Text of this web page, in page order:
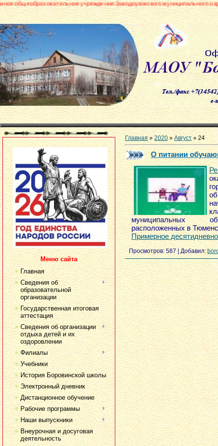
учреждение Заводоуковского муниципального округа
Меню сайта
Главная
Сведения об
образовательной
организации
Государственная итоговая
аттестация
Сведения об организации
отдыха детей и их
оздоровлении
Филиалы
Учебники
История Боровинской школы
Электронный дневник
Дистанционное обучение
Рабочие программы
Наши выпускники
Внеурочная и досуговая
деятельность
Главная »2020 » Август » 24
О питании
муниципальных
расположенных в
Примерное
Просмотров: 587 Добавил: